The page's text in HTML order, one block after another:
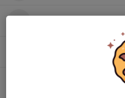
31. Lucas Brokvist